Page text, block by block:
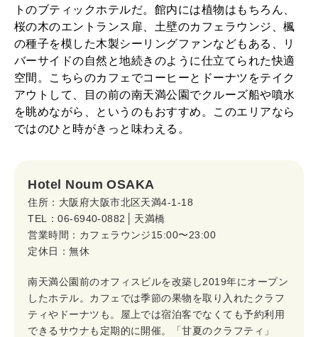
トのブティックホテルだ。館内には植物はもちろん、
桜の木のエントランス扉、土壁のカフェラウンジ、楓
の種子を模した木製シーリングファンなどもある、リ
バーサイドの自然と地続きのように仕立てられた快適
空間。こちらのカフェでコーヒーとドーナツをテイク
アウトして、目の前の南天満公園でクルーズ船や噴水
を眺めながら、というのもおすすめ。このエリアなら
ではのひと時がきっと味わえる。
Hotel Noum OSAKA
住所：大阪府大阪市北区天満4-1-18
TEL：06-6940-0882 │ 天満橋
営業時間：カフェラウンジ15:00〜23:00
定休日：無休
南天満公園前のオフィスビルを改築し2019年にオープン
したホテル。カフェでは季節の果物を取り入れたクラフ
ティやドーナツも。屋上では宿泊客でなくても予約利用
できるサウナも定期的に開催。「甘夏のクラフティ」